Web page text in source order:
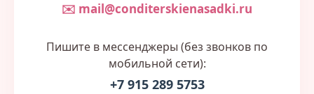
✉️ mail@conditerskienasadki.ru
Пишите в мессенджеры (без звонков по
мобильной сети):
+7 915 289 5753